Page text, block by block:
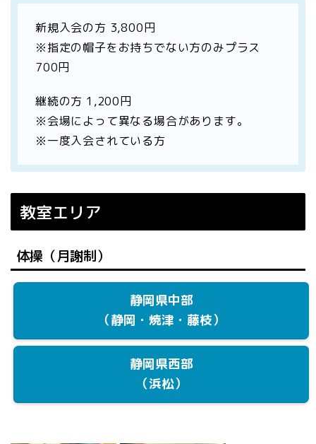
新規入会の方 3,800円
※指定の帽子をお持ちでない方のみプラス
700円
継続の方 1,200円
※会場によって異なる場合があります。
※一度入会されている方
教室エリア
体操（月謝制）
静岡県中部
（静岡・焼津・藤枝）
静岡県西部
（浜松）